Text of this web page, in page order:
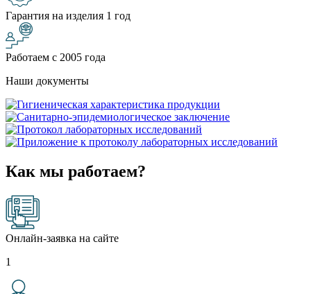
Гарантия на изделия 1 год
Работаем с 2005 года
Наши документы
Как мы работаем?
Онлайн-заявка на сайте
1